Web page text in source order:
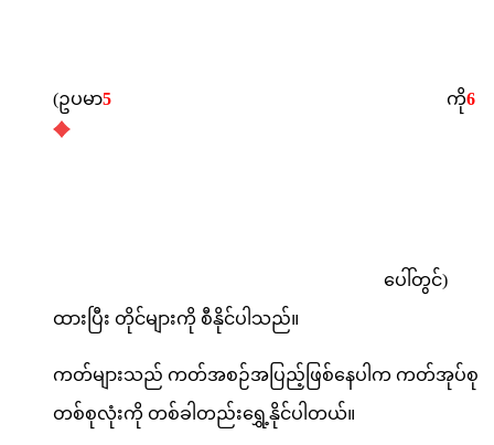
(ဥပမာ5 ကို6
ပေါ်တွင်)
ထားပြီး တိုင်များကို စီနိုင်ပါသည်။
ကတ်များသည် ကတ်အစဉ်အပြည့်ဖြစ်နေပါက ကတ်အုပ်စု
တစ်စုလုံးကို တစ်ခါတည်းရွှေ့နိုင်ပါတယ်။